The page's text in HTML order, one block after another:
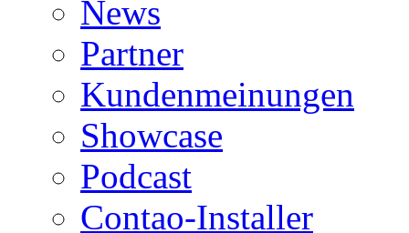
News
Partner
Kundenmeinungen
Showcase
Podcast
Contao-Installer